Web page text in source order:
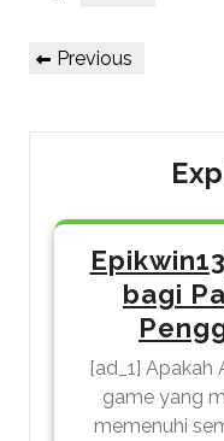
Post
Previous
Previous
bagi
[ad_1]
game yang
memenuhi